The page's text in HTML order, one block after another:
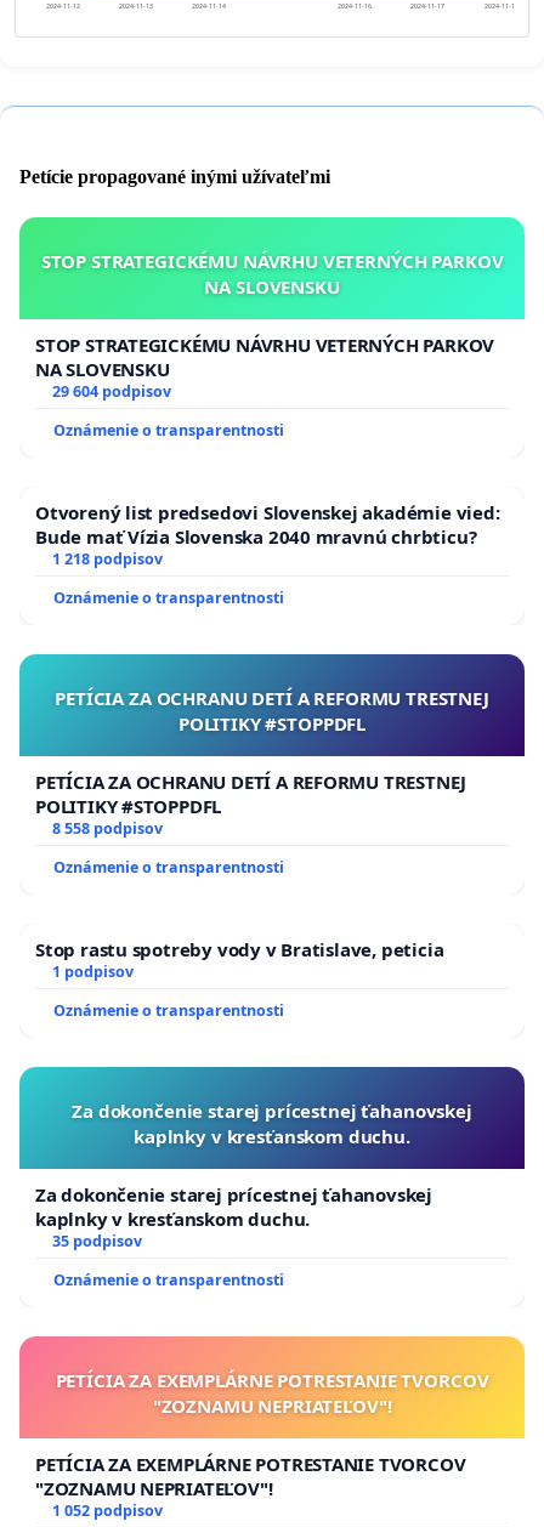
2024-11-12 2024-11-13 2024-11-14 2024-11-16 2024-11-17 2024-11-18
Petície propagované inými užívateľmi
STOP STRATEGICKÉMU NÁVRHU VETERNÝCH PARKOV
NA SLOVENSKU
STOP STRATEGICKÉMU NÁVRHU VETERNÝCH PARKOV
NA SLOVENSKU
29 604 podpisov
Oznámenie o transparentnosti
Otvorený list predsedovi Slovenskej akadémie vied:
Bude mať Vízia Slovenska 2040 mravnú chrbticu?
1 218 podpisov
Oznámenie o transparentnosti
PETÍCIA ZA OCHRANU DETÍ A REFORMU TRESTNEJ
POLITIKY #STOPPDFL
PETÍCIA ZA OCHRANU DETÍ A REFORMU TRESTNEJ
POLITIKY #STOPPDFL
8 558 podpisov
Oznámenie o transparentnosti
Stop rastu spotreby vody v Bratislave, peticia
1 podpisov
Oznámenie o transparentnosti
Za dokončenie starej prícestnej ťahanovskej
kaplnky v kresťanskom duchu.
Za dokončenie starej prícestnej ťahanovskej
kaplnky v kresťanskom duchu.
35 podpisov
Oznámenie o transparentnosti
PETÍCIA ZA EXEMPLÁRNE POTRESTANIE TVORCOV
"ZOZNAMU NEPRIATEĽOV"!
PETÍCIA ZA EXEMPLÁRNE POTRESTANIE TVORCOV
"ZOZNAMU NEPRIATEĽOV"!
1 052 podpisov